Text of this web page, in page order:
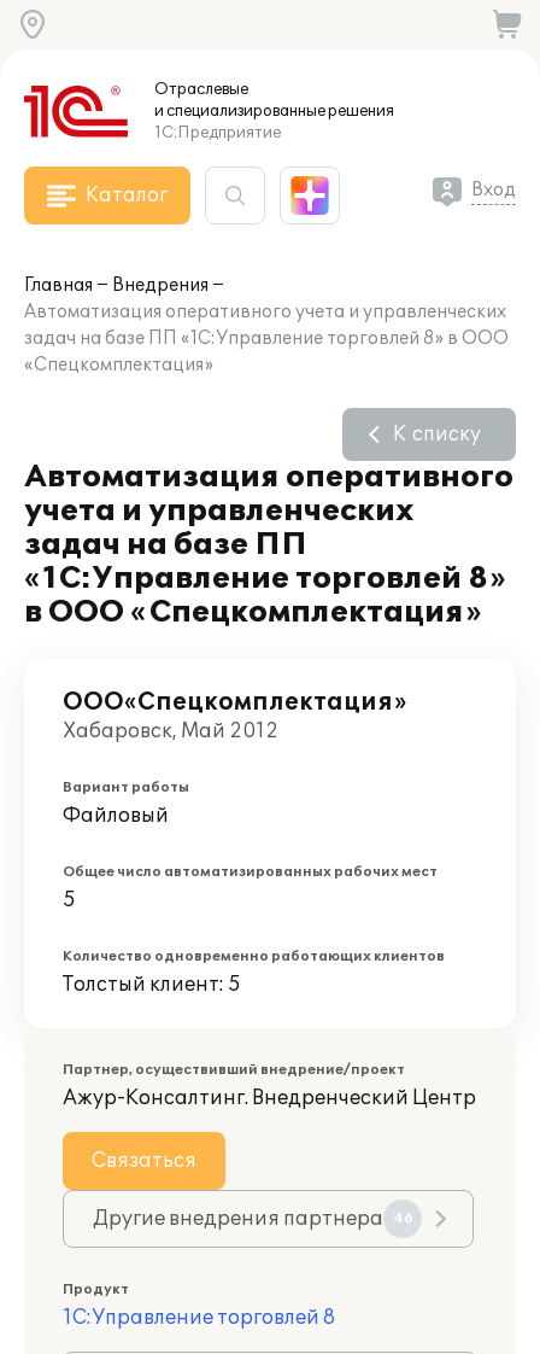
Отраслевые
и специализированныерешения
1С:Предприятие
Каталог Вход
Главная
Внедрения
Автоматизация оперативного учета и управленческих
задач на базе ПП «1С:Управление торговлей 8» в ООО
«Спецкомплектация»
Автоматизация оперативного
учета и управленческих
задач на базе ПП
«1С:Управление торговлей 8»
в ООО «Спецкомплектация»
К списку
ООО«Спецкомплектация»
Хабаровск, Май 2012
Вариант работы
Файловый
Общее число автоматизированных рабочих мест
5
Количество одновременно работающих клиентов
Толстый клиент: 5
Партнер, осуществивший внедрение/проект
Ажур-Консалтинг. Внедренческий Центр
Связаться
Другие внедрения партнера 46
Продукт
1С:Управление торговлей 8